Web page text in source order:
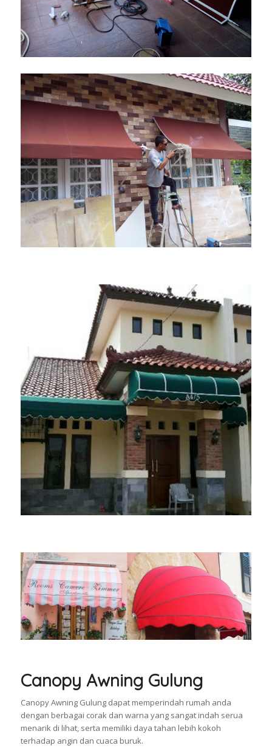
Canopy Awning Gulung
Canopy Awning Gulung dapat memperindah rumah anda
dengan berbagai corak dan warna yang sangat indah serua
menarik di lihat, serta memiliki daya tahan lebih kokoh
terhadap angin dan cuaca buruk.